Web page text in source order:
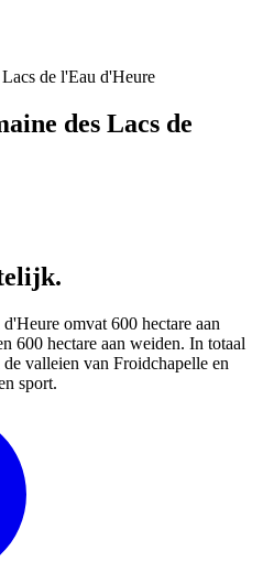
des Lacs de
omvat 600 hectare aan
600 hectare aan weiden. In totaal
valleien van Froidchapelle en
sport.